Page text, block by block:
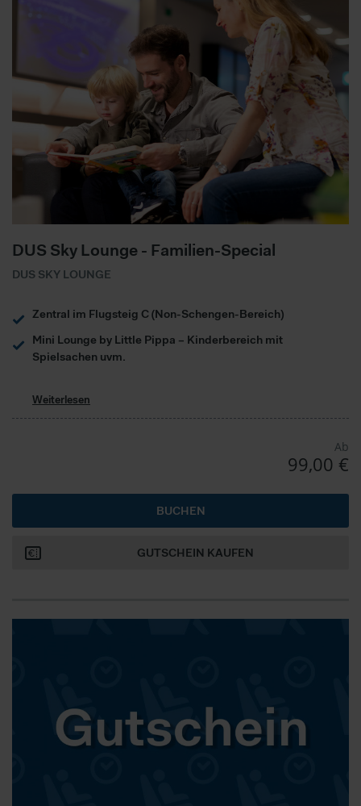
DUS Sky Lounge - Familien-Special
DUS SKY LOUNGE
Zentral im Flugsteig C (Non-Schengen-Bereich)
Mini Lounge by Little Pippa – Kinderbereich mit
Spielsachen uvm.
Weiterlesen
Ab
99,00 €
BUCHEN
GUTSCHEIN KAUFEN